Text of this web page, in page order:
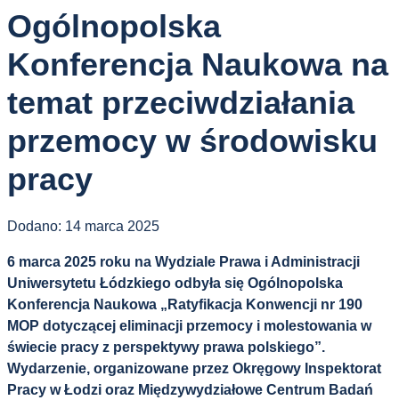
Ogólnopolska
Konferencja Naukowa na
temat przeciwdziałania
przemocy w środowisku
pracy
Dodano: 14 marca 2025
6 marca 2025 roku na Wydziale Prawa i Administracji
Uniwersytetu Łódzkiego odbyła się Ogólnopolska
Konferencja Naukowa „Ratyfikacja Konwencji nr 190
MOP dotyczącej eliminacji przemocy i molestowania w
świecie pracy z perspektywy prawa polskiego”.
Wydarzenie, organizowane przez Okręgowy Inspektorat
Pracy w Łodzi oraz Międzywydziałowe Centrum Badań